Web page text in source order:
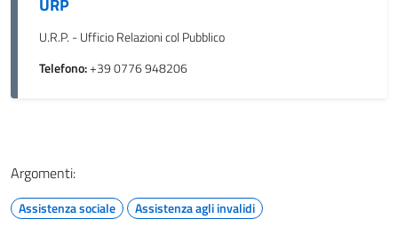
URP
U.R.P. - Ufficio Relazioni col Pubblico
Telefono:+39 0776 948206
Argomenti:
Assistenza sociale Assistenza agli invalidi